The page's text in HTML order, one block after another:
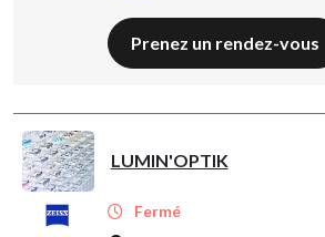
Prenez un rendez-vous
LUMIN'OPTIK
Fermé